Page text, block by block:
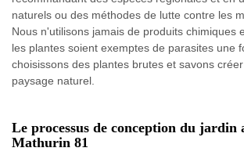
naturels ou des méthodes de lutte contre les
Nous n'utilisons jamais de produits chimiques
les plantes soient exemptes de parasites une
choisissons des plantes brutes et savons
paysage naturel.
Le processus de conception du jardin
Mathurin 81